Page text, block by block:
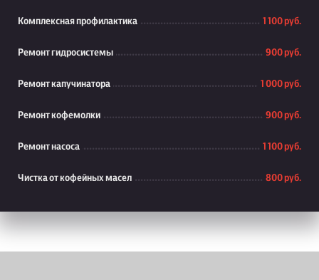
Комплексная профилактика 1 100 руб.
Ремонт гидросистемы 900 руб.
Ремонт капучинатора 1 000 руб.
Ремонт кофемолки 900 руб.
Ремонт насоса 1 100 руб.
Чистка от кофейных масел 800 руб.